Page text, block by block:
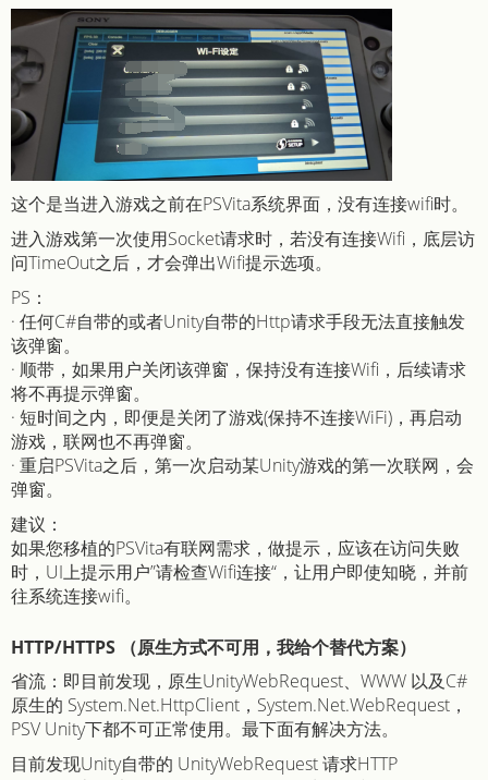
这个是当进入游戏之前在PSVita系统界面，没有连接wifi时。
进入游戏第一次使用Socket请求时，若没有连接Wifi，底层访
问TimeOut之后，才会弹出Wifi提示选项。
PS：
· 任何C#自带的或者Unity自带的Http请求手段无法直接触发
该弹窗。
· 顺带，如果用户关闭该弹窗，保持没有连接Wifi，后续请求
将不再提示弹窗。
· 短时间之内，即便是关闭了游戏(保持不连接WiFi)，再启动
游戏，联网也不再弹窗。
· 重启PSVita之后，第一次启动某Unity游戏的第一次联网，会
弹窗。
建议：
如果您移植的PSVita有联网需求，做提示，应该在访问失败
时，UI上提示用户”请检查Wifi连接“，让用户即使知晓，并前
往系统连接wifi。
HTTP/HTTPS （原生方式不可用，我给个替代方案）
省流：即目前发现，原生UnityWebRequest、WWW 以及C#
原生的 System.Net.HttpClient，System.Net.WebRequest，
PSV Unity下都不可正常使用。最下面有解决方法。
目前发现Unity自带的 UnityWebRequest 请求HTTP